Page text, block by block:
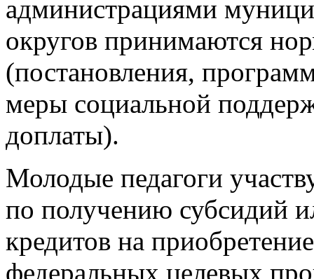
администрациями
округов принимаются
(постановления,
меры социальной
доплаты).
Молодые педагоги
по получению субсидий
кредитов на
федеральных целевых